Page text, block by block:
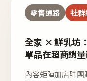
零售通路 社群
全家 × 鮮乳坊
單品在超商銷
內容矩陣加店群